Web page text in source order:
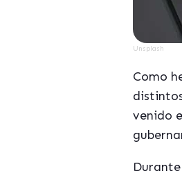
Unsplash
Como
venido